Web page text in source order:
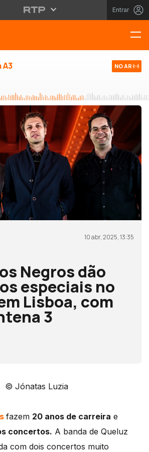
Entrar
A3 NO AR
10 abr, 2025, 13:35
Negros dão
especiais no
Lisboa, com
3
© Jónatas Luzia
fazem 20 anos de carreira e
concertos. A banda de Queluz
com dois concertos muito